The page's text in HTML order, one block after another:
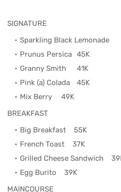
SIGNATURE
Sparkling Black Lemonade
Prunus Persica 45K
Granny Smith
41K
Pink (a) Colada
45K
Mix Berry
49K
BREAKFAST
Big Breakfast 55K
French Toast 37K
Grilled Cheese Sandwich
Egg Burito 39K
MAINCOURSE